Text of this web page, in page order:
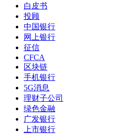
白皮书
投顾
中国银行
网上银行
征信
CFCA
区块链
手机银行
5G消息
理财子公司
绿色金融
广发银行
上市银行